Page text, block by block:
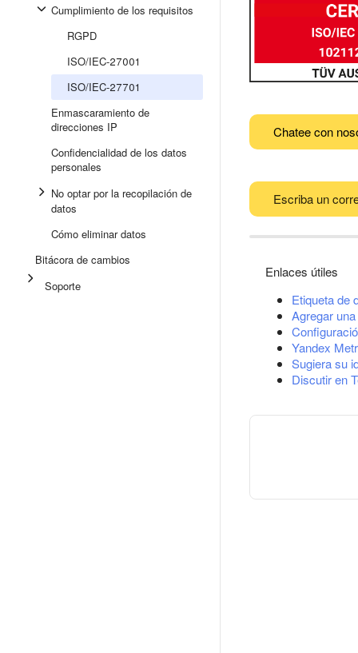
Cumplimiento de los requisitos
RGPD
ISO/IEC-27001
ISO/IEC-27701
Enmascaramiento de
direcciones IP
Confidencialidad de los datos
personales
No optar por la recopilación de
datos
Cómo eliminar datos
Bitácora de cambios
Soporte
Chatee con
Escriba un
Enlaces útiles
Etiqueta de
Agregar
Yandex
Sugiera su
Discutir en